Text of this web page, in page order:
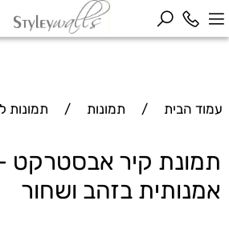
עמוד הבית / תמונות / תמונות
תמונת קיר אבסטרקט
אמנותית בזהב ושחור